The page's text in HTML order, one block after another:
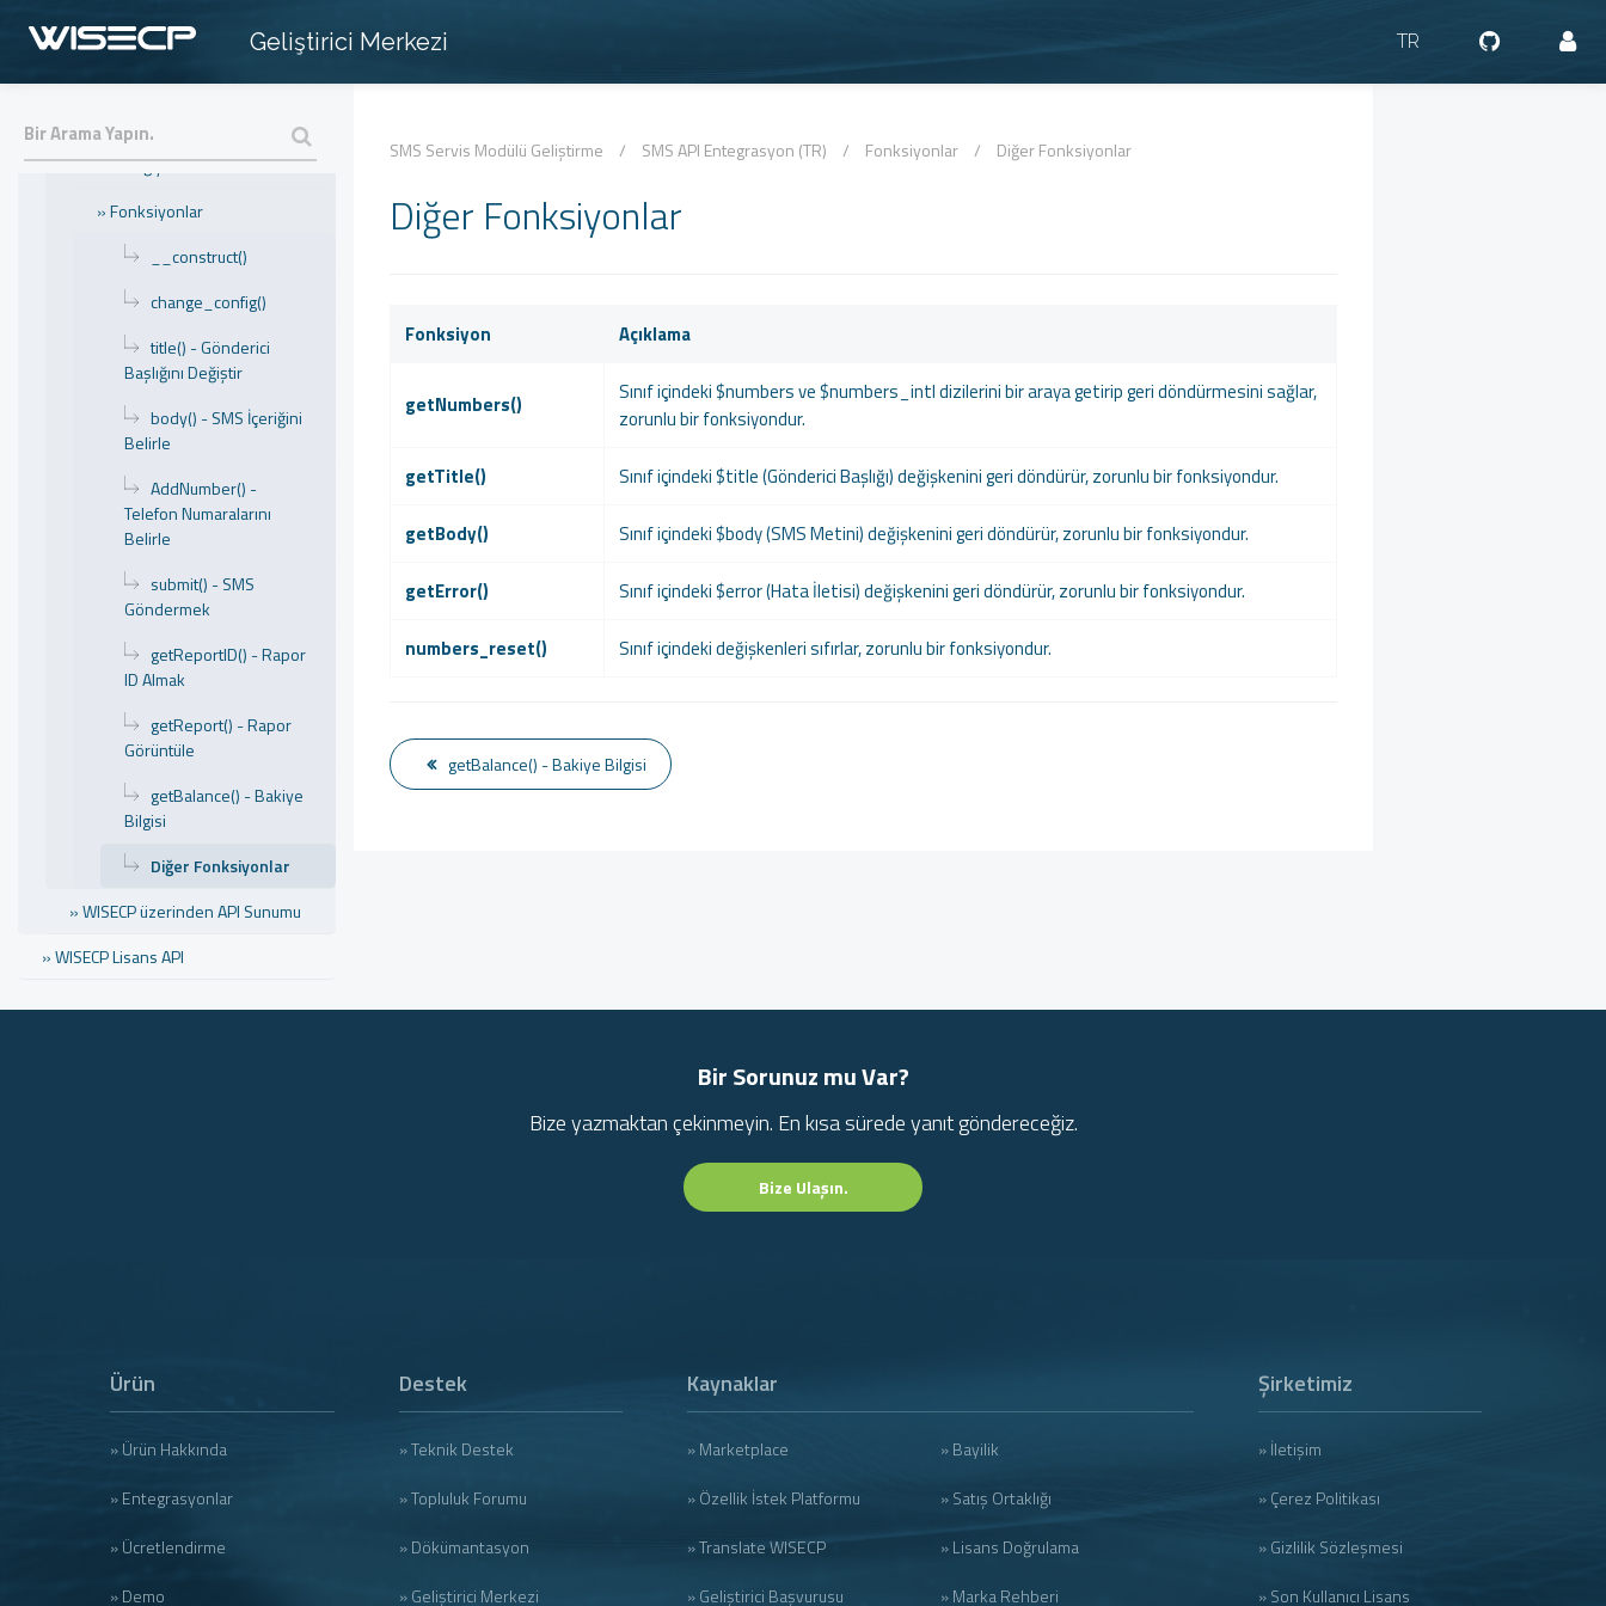
Geliştirici Merkezi TR
(Uluslararası)
Değişkenler
» Fonksiyonlar
__construct()
change_config()
title() - Gönderici
Başlığını Değiştir
body() - SMS İçeriğini
Belirle
AddNumber() -
Telefon Numaralarını
Belirle
submit() - SMS
Göndermek
getReportID() - Rapor
ID Almak
getReport() - Rapor
Görüntüle
getBalance() - Bakiye
Bilgisi
Diğer Fonksiyonlar
» WISECP üzerinden API Sunumu
» WISECP Lisans API
SMS Servis Modülü Geliştirme / SMS API Entegrasyon (TR) / Fonksiyonlar / Diğer Fonksiyonlar
Diğer Fonksiyonlar
Fonksiyon Açıklama
getNumbers()
Sınıf içindeki $numbers ve $numbers_intl dizilerini bir araya getirip geri döndürmesini sağlar,
zorunlu bir fonksiyondur.
getTitle() Sınıf içindeki $title (Gönderici Başlığı) değişkenini geri döndürür, zorunlu bir fonksiyondur.
getBody() Sınıf içindeki $body (SMS Metini) değişkenini geri döndürür, zorunlu bir fonksiyondur.
getError() Sınıf içindeki $error (Hata İletisi) değişkenini geri döndürür, zorunlu bir fonksiyondur.
numbers_reset() Sınıf içindeki değişkenleri sıfırlar, zorunlu bir fonksiyondur.
getBalance() - Bakiye Bilgisi
Bir Sorunuz mu Var?
Bize yazmaktan çekinmeyin. En kısa sürede yanıt göndereceğiz.
Bize Ulaşın.
Ürün
» Ürün Hakkında
» Entegrasyonlar
» Ücretlendirme
» Demo
Destek
» Teknik Destek
» Topluluk Forumu
» Dökümantasyon
» Geliştirici Merkezi
Kaynaklar
» Marketplace
» Özellik İstek Platformu
» Translate WISECP
» Geliştirici Başvurusu
» Bayilik
» Satış Ortaklığı
» Lisans Doğrulama
» Marka Rehberi
Şirketimiz
» İletişim
» Çerez Politikası
» Gizlilik Sözleşmesi
» Son Kullanıcı Lisans